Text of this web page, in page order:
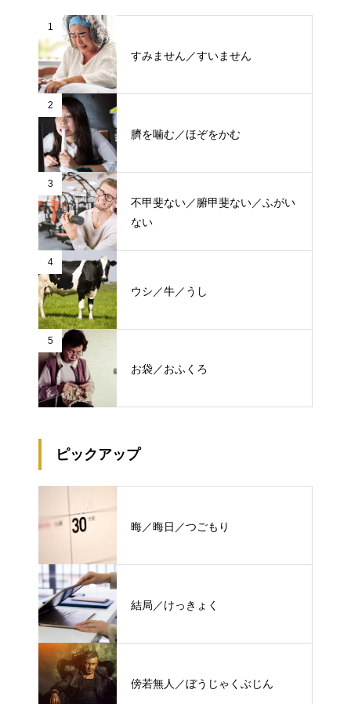
1
すみません／すいません
2
臍を噛む／ほぞをかむ
3
不甲斐ない／腑甲斐ない／ふがい
ない
4
ウシ／牛／うし
5
お袋／おふくろ
ピックアップ
晦／晦日／つごもり
結局／けっきょく
傍若無人／ぼうじゃくぶじん